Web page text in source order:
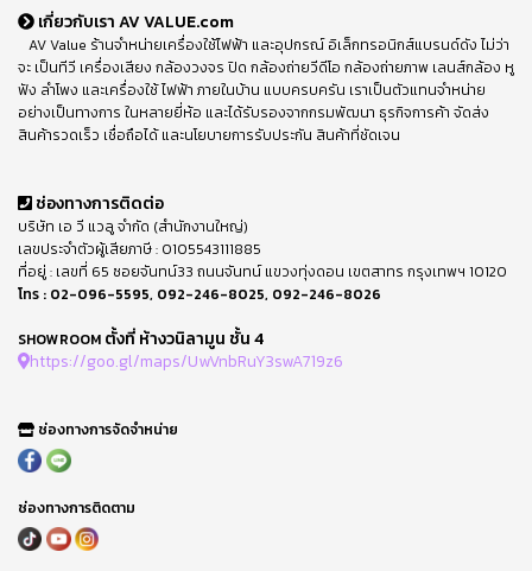
เกี่ยวกับเรา AV VALUE.com
AV Value ร้านจำหน่ายเครื่องใช้ไฟฟ้า และอุปกรณ์ อิเล็กทรอนิกส์แบรนด์ดัง ไม่ว่า
จะ เป็นทีวี เครื่องเสียง กล้องวงจร ปิด กล้องถ่ายวีดีโอ กล้องถ่ายภาพ เลนส์กล้อง หู
ฟัง ลำโพง และเครื่องใช้ ไฟฟ้า ภายในบ้าน แบบครบครัน เราเป็นตัวแทนจำหน่าย
อย่างเป็นทางการ ในหลายยี่ห้อ และได้รับรองจากกรมพัฒนา ธุรกิจการค้า จัดส่ง
สินค้ารวดเร็ว เชื่อถือได้ และนโยบายการรับประกัน สินค้าที่ชัดเจน
ช่องทางการติดต่อ
บริษัท เอ วี แวลู จำกัด (สำนักงานใหญ่)
เลขประจำตัวผู้เสียภาษี : 0105543111885
ที่อยู่ : เลขที่ 65 ซอยจันทน์33 ถนนจันทน์ แขวงทุ่งดอน เขตสาทร กรุงเทพฯ 10120
โทร : 02-096-5595, 092-246-8025, 092-246-8026
SHOWROOM ตั้งที่ ห้างวนิลามูน ชั้น 4
https://goo.gl/maps/UwVnbRuY3swA719z6
ช่องทางการจัดจำหน่าย
ช่องทางการติดตาม